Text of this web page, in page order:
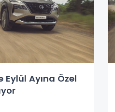
Eylül Ayına Özel